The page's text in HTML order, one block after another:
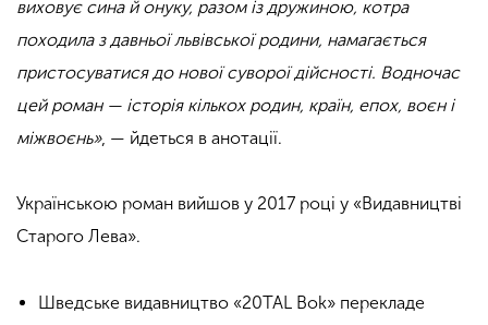
виховує сина й онуку, разом із дружиною, котра
походила з давньої львівської родини, намагається
пристосуватися до нової суворої дійсності. Водночас
цей роман — історія кількох родин, країн, епох, воєн і
міжвоєнь», — йдеться в анотації.
Українською роман вийшов у 2017 році у «Видавництві
Старого Лева».
Шведське видавництво «20TAL Bok» перекладе